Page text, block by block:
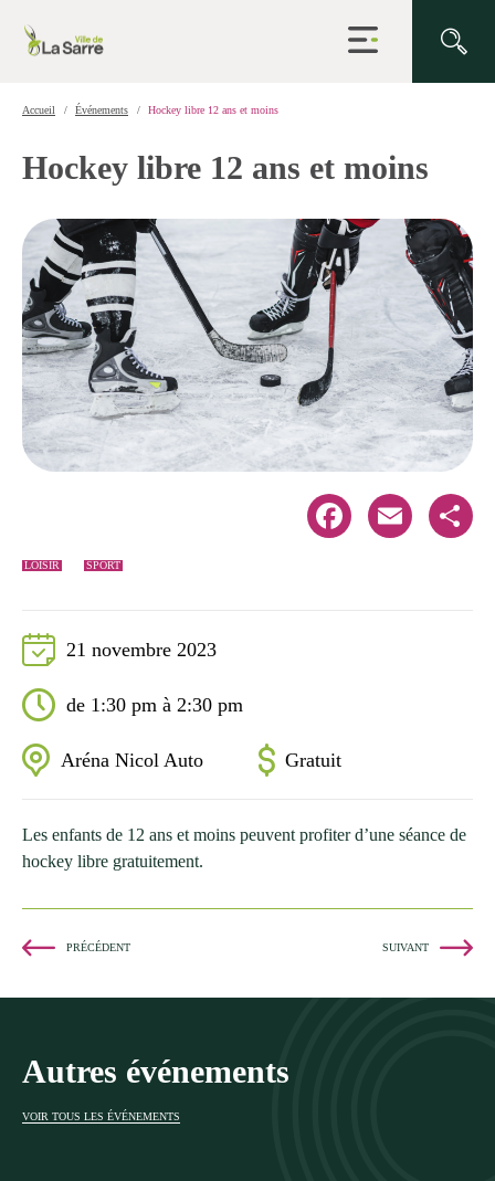
Ouvrir
la
Accueil Événements Hockey libre 12 ans et moins
Hockey libre 12 ans et moins
LOISIR SPORT
Facebook Email Share
21 novembre 2023
de 1:30 pm à 2:30 pm
Aréna Nicol Auto Gratuit
Les enfants de 12 ans et moins peuvent profiter d’une séance de
hockey libre gratuitement.
PRÉCÉDENT SUIVANT
Autres événements
VOIR TOUS LES ÉVÉNEMENTS